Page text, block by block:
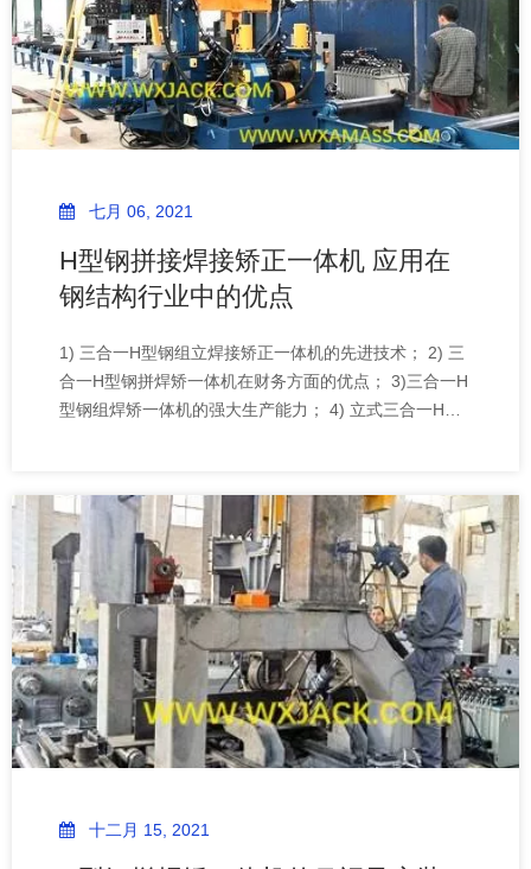
七月 06, 2021
H型钢拼接焊接矫正一体机 应用在
钢结构行业中的优点
1) 三合一H型钢组立焊接矫正一体机的先进技术； 2) 三
合一H型钢拼焊矫一体机在财务方面的优点； 3)三合一H
型钢组焊矫一体机的强大生产能力； 4) 立式三合一H型
十二月 15, 2021